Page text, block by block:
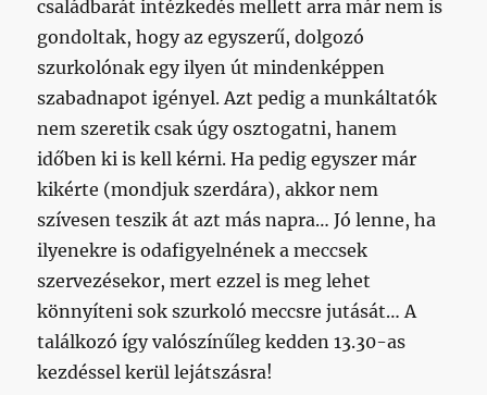
családbarát intézkedés mellett arra már nem is
gondoltak, hogy az egyszerű, dolgozó
szurkolónak egy ilyen út mindenképpen
szabadnapot igényel. Azt pedig a munkáltatók
nem szeretik csak úgy osztogatni, hanem
időben ki is kell kérni. Ha pedig egyszer már
kikérte (mondjuk szerdára), akkor nem
szívesen teszik át azt más napra… Jó lenne, ha
ilyenekre is odafigyelnének a meccsek
szervezésekor, mert ezzel is meg lehet
könnyíteni sok szurkoló meccsre jutását… A
találkozó így valószínűleg kedden 13.30-as
kezdéssel kerül lejátszásra!